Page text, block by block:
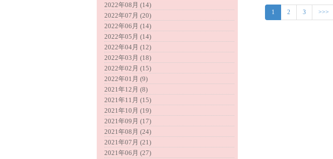
1 2 3 >>>
2022年08月 (14)
2022年07月 (20)
2022年06月 (14)
2022年05月 (14)
2022年04月 (12)
2022年03月 (18)
2022年02月 (15)
2022年01月 (9)
2021年12月 (8)
2021年11月 (15)
2021年10月 (19)
2021年09月 (17)
2021年08月 (24)
2021年07月 (21)
2021年06月 (27)